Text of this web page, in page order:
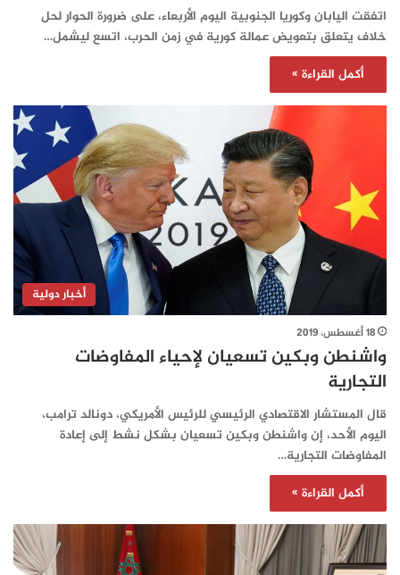
اتفقت اليابان وكوريا الجنوبية اليوم الأربعاء، على ضرورة الحوار لحل
خلاف يتعلق بتعويض عمالة كورية في زمن الحرب، اتسع ليشمل…
أكمل القراءة »
أخبار دولية
18 أغسطس، 2019
واشنطن وبكين تسعيان لإحياء المفاوضات
التجارية
قال المستشار الاقتصادي الرئيسي للرئيس الأمريكي، دونالد ترامب،
اليوم الأحد، إن واشنطن وبكين تسعيان بشكل نشط إلى إعادة
المفاوضات التجارية…
أكمل القراءة »